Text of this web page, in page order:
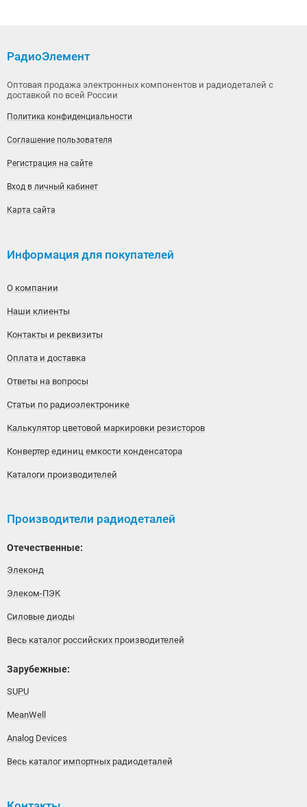
РадиоЭлемент
Оптовая продажа электронных компонентов и радиодеталей с
доставкой по всей России
Политика конфиденциальности
Соглашение пользователя
Регистрация на сайте
Вход в личный кабинет
Карта сайта
Информация для покупателей
О компании
Наши клиенты
Контакты и реквизиты
Оплата и доставка
Ответы на вопросы
Статьи по радиоэлектронике
Калькулятор цветовой маркировки резисторов
Конвертер единиц емкости конденсатора
Каталоги производителей
Производители радиодеталей
Отечественные:
Элеконд
Элеком-ПЭК
Силовые диоды
Весь каталог российских производителей
Зарубежные:
SUPU
MeanWell
Analog Devices
Весь каталог импортных радиодеталей